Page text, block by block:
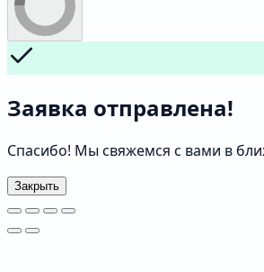
Заявка отправлена!
Спасибо! Мы свяжемся с вами в
Закрыть